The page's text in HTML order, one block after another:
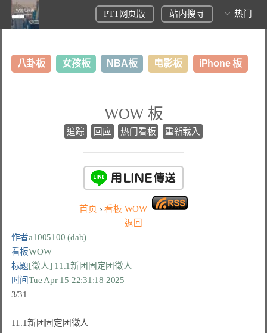
PTT网页版 站内搜寻 热门
八卦板 女孩板 NBA板 电影板 iPhone 板
WOW 板
追踪 回应 热门看板 重新载入
首页 › 看板 WOW
返回
作者a1005100 (dab)
看板WOW
标题[徵人] 11.1新团固定团徵人
时间Tue Apr 15 22:31:18 2025
3/31
11.1新团固定团徵人